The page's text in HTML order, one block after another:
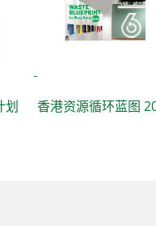
香港资源循环蓝图 2035